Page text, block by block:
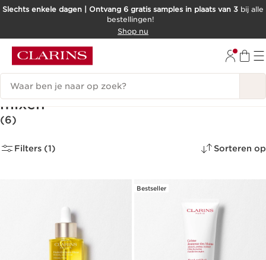
DOORGAAN NAAR INHOUD
Slechts enkele dagen | Ontvang 6 gratis samples in plaats van 3 bij alle
bestellingen!
Shop nu
Zoekgeschiedenis
De kunst van het professioneel
mixen
(6)
Filters (1) Sorteren op
Bestseller